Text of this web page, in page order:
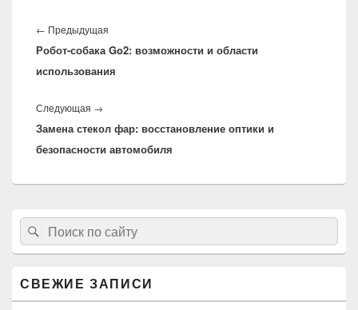
по
записям
← Предыдущая
запись:
Робот-собака Go2: возможности и области
использования
Следующая →
запись:
Замена стекол фар: восстановление оптики и
безопасности автомобиля
Область
основной
боковой
панели
Найти:Поиск
СВЕЖИЕ ЗАПИСИ